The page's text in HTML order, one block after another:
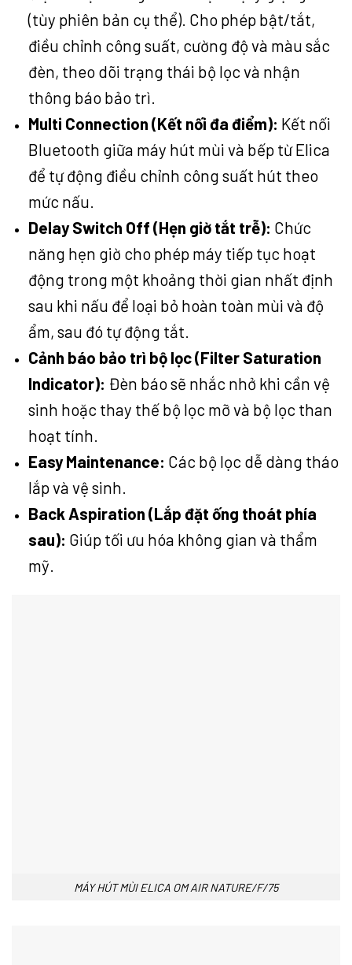
(tùy phiên bản cụ thể). Cho phép bật/tắt,
điều chỉnh công suất, cường độ và màu sắc
đèn, theo dõi trạng thái bộ lọc và nhận
thông báo bảo trì.
Multi Connection (Kết nối đa điểm): Kết nối
Bluetooth giữa máy hút mùi và bếp từ Elica
để tự động điều chỉnh công suất hút theo
mức nấu.
Delay Switch Off (Hẹn giờ tắt trễ): Chức
năng hẹn giờ cho phép máy tiếp tục hoạt
động trong một khoảng thời gian nhất định
sau khi nấu để loại bỏ hoàn toàn mùi và độ
ẩm, sau đó tự động tắt.
Cảnh báo bảo trì bộ lọc (Filter Saturation
Indicator): Đèn báo sẽ nhắc nhở khi cần vệ
sinh hoặc thay thế bộ lọc mỡ và bộ lọc than
hoạt tính.
Easy Maintenance: Các bộ lọc dễ dàng tháo
lắp và vệ sinh.
Back Aspiration (Lắp đặt ống thoát phía
sau): Giúp tối ưu hóa không gian và thẩm
mỹ.
MÁY HÚT MÙI ELICA OM AIR NATURE/F/75